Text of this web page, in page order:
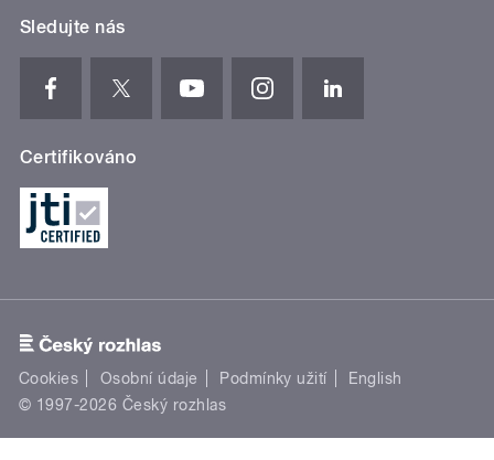
Sledujte nás
Certifikováno
Cookies Osobní údaje Podmínky užití
English
© 1997-2026 Český rozhlas